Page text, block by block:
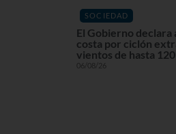
SOCIEDAD
El Gobierno declara
costa por ciclón
vientos de hasta
06/08/26